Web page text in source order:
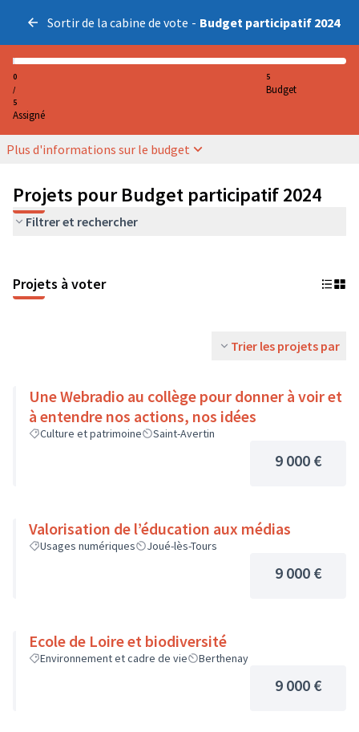
Sortir de la cabine de vote - Budget participatif 2024
0
/
5
Assigné
5
Budget
Plus d'informations sur le budget
Projets pour Budget participatif 2024
Filtrer et rechercher
Projets à voter
Trier les projets par
Une Webradio au collège pour donner à voir et
à entendre nos actions, nos idées
Culture et patrimoine Saint-Avertin
9 000 €
Valorisation de l’éducation aux médias
Usages numériques Joué-lès-Tours
9 000 €
Ecole de Loire et biodiversité
Environnement et cadre de vie Berthenay
9 000 €